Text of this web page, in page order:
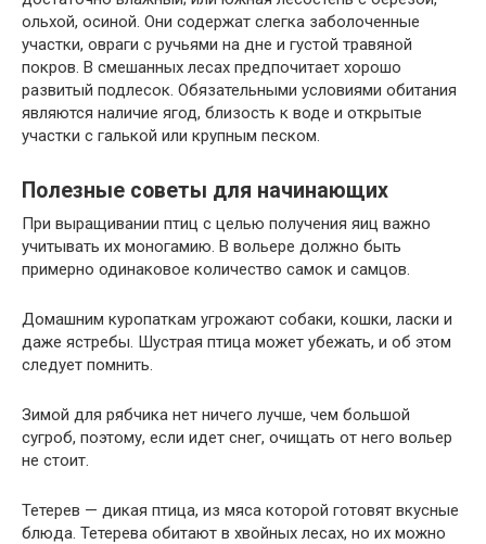
ольхой, осиной. Они содержат слегка заболоченные
участки, овраги с ручьями на дне и густой травяной
покров. В смешанных лесах предпочитает хорошо
развитый подлесок. Обязательными условиями обитания
являются наличие ягод, близость к воде и открытые
участки с галькой или крупным песком.
Полезные советы для начинающих
При выращивании птиц с целью получения яиц важно
учитывать их моногамию. В вольере должно быть
примерно одинаковое количество самок и самцов.
Домашним куропаткам угрожают собаки, кошки, ласки и
даже ястребы. Шустрая птица может убежать, и об этом
следует помнить.
Зимой для рябчика нет ничего лучше, чем большой
сугроб, поэтому, если идет снег, очищать от него вольер
не стоит.
Тетерев — дикая птица, из мяса которой готовят вкусные
блюда. Тетерева обитают в хвойных лесах, но их можно